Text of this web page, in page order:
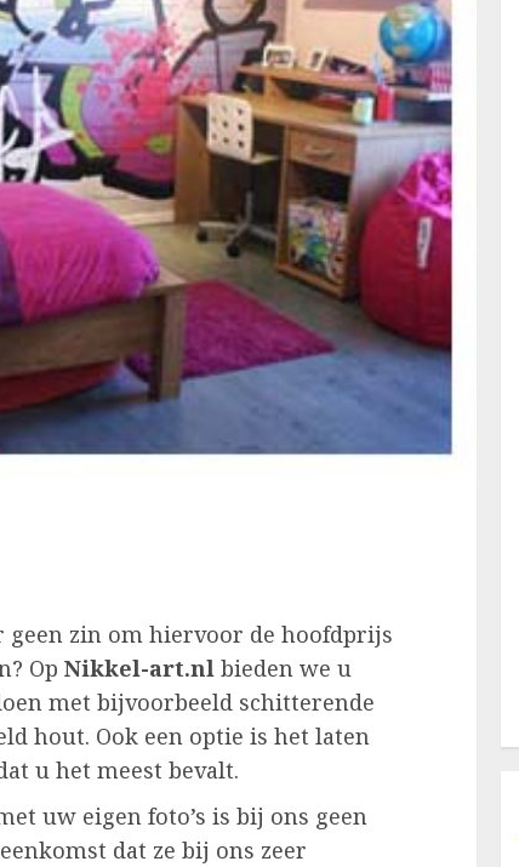
zin om hiervoor de hoofdprijs
Op Nikkel-art.nl bieden we u
met bijvoorbeeld schitterende
hout. Ook een optie is het laten
u het meest bevalt.
uw eigen foto’s is bij ons geen
dat ze bij ons zeer